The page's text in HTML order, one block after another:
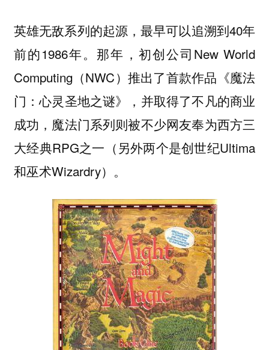
英雄无敌系列的起源，最早可以追溯到40年
前的1986年。那年，初创公司New World
Computing（NWC）推出了首款作品《魔法
门：心灵圣地之谜》，并取得了不凡的商业
成功，魔法门系列则被不少网友奉为西方三
大经典RPG之一（另外两个是创世纪Ultima
和巫术Wizardry）。